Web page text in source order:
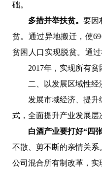
础。
多措并举扶贫。 要因
贫。 通过异地搬迁 ，使
贫困人口实现脱贫。 通
2017年，实现所有
二、以发展区域性
发展市域经济、提
式，全面提升产业发展
白酒产业要打好“四张
不散、剪不断的亲情关
公司混合所有制改革，实